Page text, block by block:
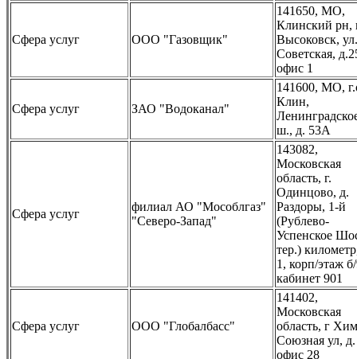
Сфера услуг ООО "Газовщик"
141650, МО,
Клинский рн,
Высоковск, ул.
Советская,
офис 1
Сфера услуг ЗАО "Водоканал"
141600, МО,
Клин,
ш., д. 53А
Сфера услуг
филиал АО "Мособлгаз"
"Северо-Запад"
143082,
Московская
область, г.
Одинцово, д.
Раздоры, 1-й
(Рублево-
Успенское
тер.)
1, корп/этаж
кабинет 901
Сфера услуг ООО "Глобалбасс"
141402,
Московская
область, г
Союзная ул,
офис 28